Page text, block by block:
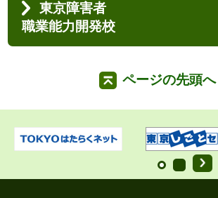
東京障害者
職業能力開発校
ページの先頭へ